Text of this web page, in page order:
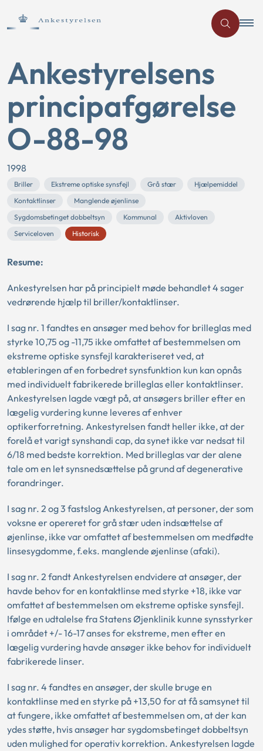
Ankestyrelsens
principafgørelse
O-88-98
1998
Briller Ekstreme optiske synsfejl Grå stær
Hjælpemiddel
Kontaktlinser
Manglende øjenlinse
Sygdomsbetinget dobbeltsyn
Kommunal
Aktivloven
Serviceloven
Historisk
Resume:
Ankestyrelsen har på principielt møde behandlet 4 sager
vedrørende hjælp til briller/kontaktlinser.
I sag nr. 1 fandtes en ansøger med behov for brilleglas med
styrke 10,75 og -11,75 ikke omfattet af bestemmelsen om
ekstreme optiske synsfejl karakteriseret ved, at
etableringen af en forbedret synsfunktion kun kan opnås
med individuelt fabrikerede brilleglas eller kontaktlinser.
Ankestyrelsen lagde vægt på, at ansøgers briller efter en
lægelig vurdering kunne leveres af enhver
optikerforretning. Ankestyrelsen fandt heller ikke, at der
forelå et varigt synshandi cap, da synet ikke var nedsat til
6/18 med bedste korrektion. Med brilleglas var der alene
tale om en let synsnedsættelse på grund af degenerative
forandringer.
I sag nr. 2 og 3 fastslog Ankestyrelsen, at personer, der som
voksne er opereret for grå stær uden indsættelse af
øjenlinse, ikke var omfattet af bestemmelsen om medfødte
linsesygdomme, f.eks. manglende øjenlinse (afaki).
I sag nr. 2 fandt Ankestyrelsen endvidere at ansøger, der
havde behov for en kontaktlinse med styrke +18, ikke var
omfattet af bestemmelsen om ekstreme optiske synsfejl.
Ifølge en udtalelse fra Statens Øjenklinik kunne synsstyrker
i området +/- 16-17 anses for ekstreme, men efter en
lægelig vurdering havde ansøger ikke behov for individuelt
fabrikerede linser.
I sag nr. 4 fandtes en ansøger, der skulle bruge en
kontaktlinse med en styrke på +13,50 for at få samsynet til
at fungere, ikke omfattet af bestemmelsen om, at der kan
ydes støtte, hvis ansøger har sygdomsbetinget dobbeltsyn
uden mulighed for operativ korrektion. Ankestyrelsen lagde